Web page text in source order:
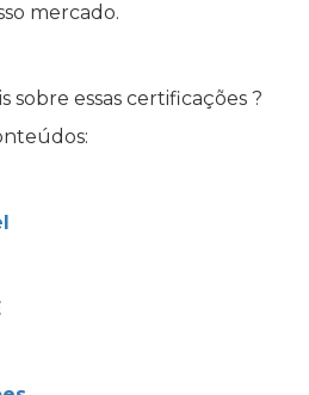
mercado.
sobre essas certificações ?